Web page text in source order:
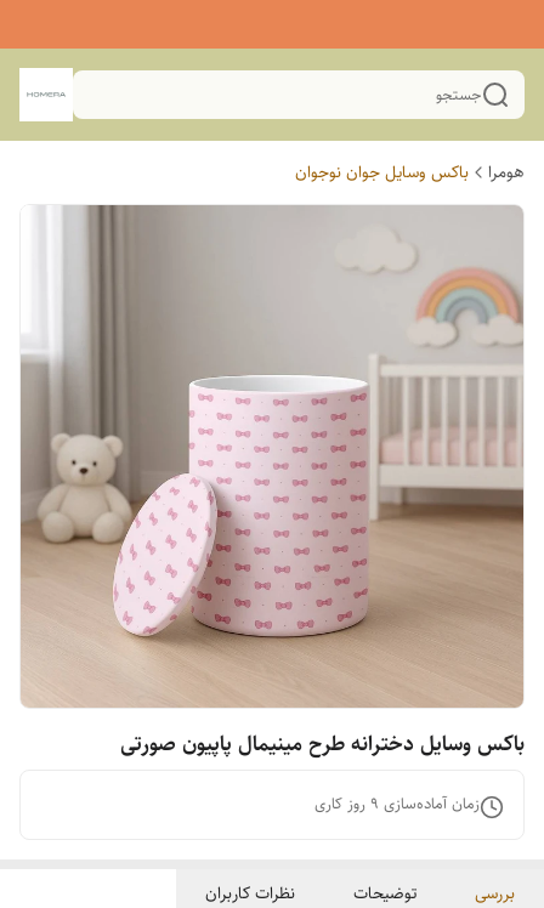
جستجو
هومرا باکس وسایل جوان نوجوان
باکس وسایل دخترانه طرح مینیمال پاپیون صورتی
زمان آماده‌سازی 9 روز کاری
بررسی توضیحات نظرات کاربران